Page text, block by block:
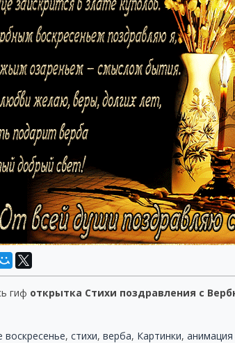
гиф открытка Стихи поздравления с
воскресенье, стихи, верба, Картинки, анимация